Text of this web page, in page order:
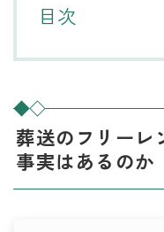
目次
葬送のフリーレ
事実はあるのか